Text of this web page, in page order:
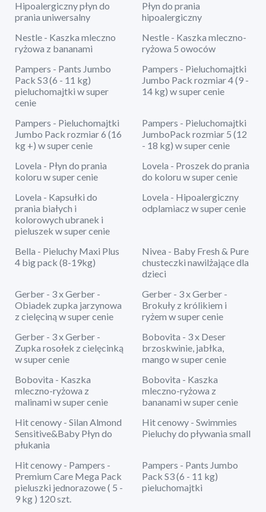
Hipoalergiczny płyn do
prania uniwersalny
Płyn do prania
hipoalergiczny
Nestle - Kaszka mleczno
ryżowa z bananami
Nestle - Kaszka mleczno-
ryżowa 5 owoców
Pampers - Pants Jumbo
Pack S3 (6 - 11 kg)
pieluchomajtki w super
cenie
Pampers - Pieluchomajtki
Jumbo Pack rozmiar 4 (9 -
14 kg) w super cenie
Pampers - Pieluchomajtki
Jumbo Pack rozmiar 6 (16
kg +) w super cenie
Pampers - Pieluchomajtki
JumboPack rozmiar 5 (12
- 18 kg) w super cenie
Lovela - Płyn do prania
koloru w super cenie
Lovela - Proszek do prania
do koloru w super cenie
Lovela - Kapsułki do
prania białych i
kolorowych ubranek i
pieluszek w super cenie
Lovela - Hipoalergiczny
odplamiacz w super cenie
Bella - Pieluchy Maxi Plus
4 big pack (8-19kg)
Nivea - Baby Fresh & Pure
chusteczki nawilżające dla
dzieci
Gerber - 3 x Gerber -
Obiadek zupka jarzynowa
z cielęciną w super cenie
Gerber - 3 x Gerber -
Brokuły z królikiem i
ryżem w super cenie
Gerber - 3 x Gerber -
Zupka rosołek z cielęcinką
w super cenie
Bobovita - 3 x Deser
brzoskwinie, jabłka,
mango w super cenie
Bobovita - Kaszka
mleczno-ryżowa z
malinami w super cenie
Bobovita - Kaszka
mleczno-ryżowa z
bananami w super cenie
Hit cenowy - Silan Almond
Sensitive&Baby Płyn do
płukania
Hit cenowy - Swimmies
Pieluchy do pływania small
Hit cenowy - Pampers -
Premium Care Mega Pack
pieluszki jednorazowe ( 5 -
9 kg ) 120 szt.
Pampers - Pants Jumbo
Pack S3 (6 - 11 kg)
pieluchomajtki